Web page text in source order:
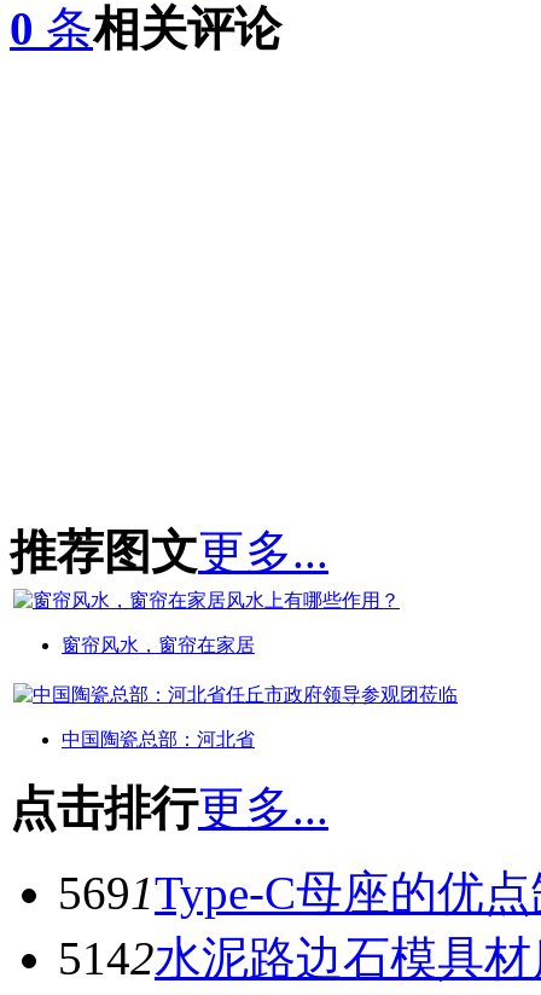
0 条相关评论
推荐图文更多...
窗帘风水，窗帘在家居
中国陶瓷总部：河北省
点击排行更多...
5691Type-C母座的优
5142水泥路边石模具